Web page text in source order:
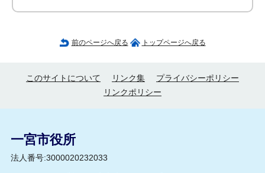
前のページへ戻る トップページへ戻る
このサイトについて リンク集
プライバシーポリシー
リンクポリシー
一宮市役所
法人番号:3000020232033